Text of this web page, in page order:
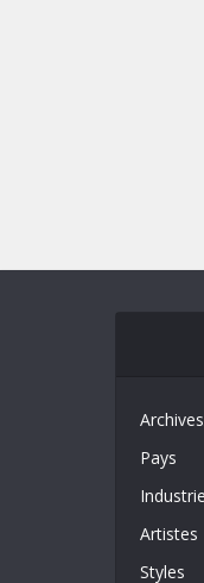
Pays
Industrie
Artistes
Styles